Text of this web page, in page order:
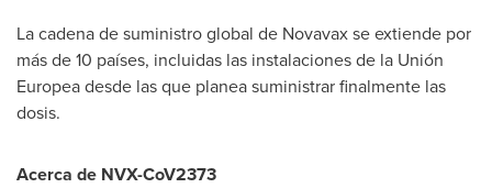
La cadena de suministro global de Novavax se extiende por
más de 10 países, incluidas las instalaciones de la Unión
Europea desde las que planea suministrar finalmente las
dosis.
Acerca de NVX-CoV2373